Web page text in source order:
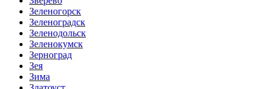
Зеленогорск
Зеленоградск
Зеленодольск
Зеленокумск
Зерноград
Зея
Зима